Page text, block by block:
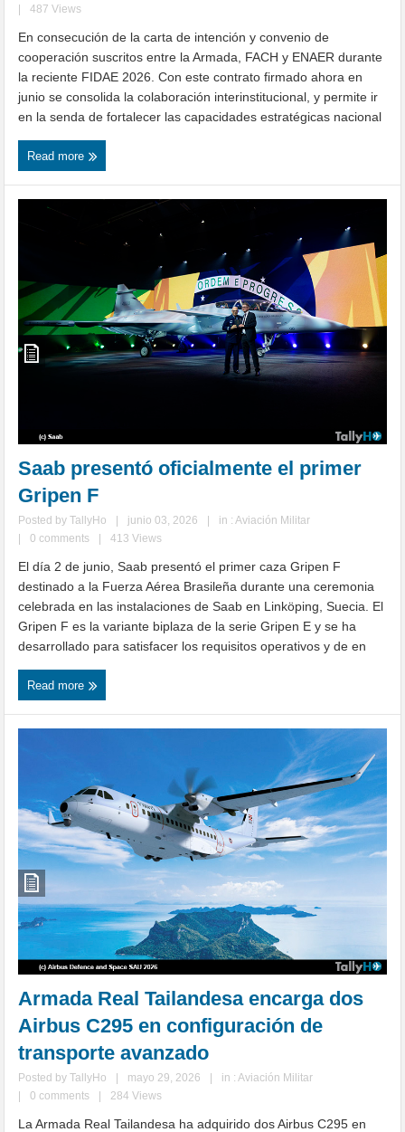
487 Views
En consecución de la carta de intención y convenio de
cooperación suscritos entre la Armada, FACH y ENAER durante
la reciente FIDAE 2026. Con este contrato firmado ahora en
junio se consolida la colaboración interinstitucional, y permite ir
en la senda de fortalecer las capacidades estratégicas nacional
Read more
Saab presentó oficialmente el primer
Gripen F
Posted byTallyHo junio 03, 2026 in :Aviación Militar
0 comments 413 Views
El día 2 de junio, Saab presentó el primer caza Gripen F
destinado a la Fuerza Aérea Brasileña durante una ceremonia
celebrada en las instalaciones de Saab en Linköping, Suecia. El
Gripen F es la variante biplaza de la serie Gripen E y se ha
desarrollado para satisfacer los requisitos operativos y de en
Read more
Armada Real Tailandesa encarga dos
Airbus C295 en configuración de
transporte avanzado
Posted byTallyHo | mayo 29, 2026 | in :Aviación Militar
|
0 comments | 284 Views
La Armada Real Tailandesa ha adquirido dos Airbus C295 en